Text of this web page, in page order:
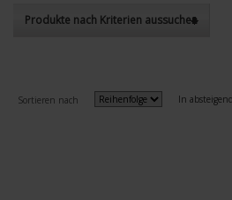
Produkte nach Kriterien aussuchen
Sortieren nach In